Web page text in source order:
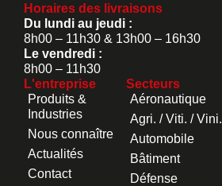
Horaires des livraisons
Du lundi au jeudi :
8h00 – 11h30 & 13h00 – 16h30
Le vendredi :
8h00 – 11h30
L'entreprise
Produits &
Industries
Nous connaître
Actualités
Contact
Secteurs
Aéronautique
Agri. / Viti. / Vini.
Automobile
Bâtiment
Défense